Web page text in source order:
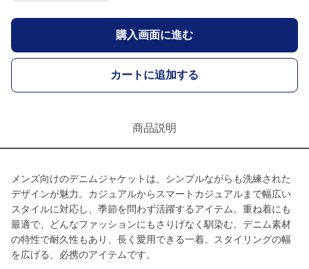
購入画面に進む
カートに追加する
商品説明
メンズ向けのデニムジャケットは、シンプルながらも洗練された
デザインが魅力。カジュアルからスマートカジュアルまで幅広い
スタイルに対応し、季節を問わず活躍するアイテム。重ね着にも
最適で、どんなファッションにもさりげなく馴染む。デニム素材
の特性で耐久性もあり、長く愛用できる一着。スタイリングの幅
を広げる、必携のアイテムです。